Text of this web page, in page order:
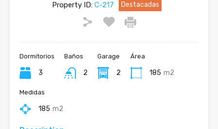
Property ID:C-217 Destacadas
Dormitorios
3
Baños
2
Garage
2
Área
185 m2
Medidas
185 m2